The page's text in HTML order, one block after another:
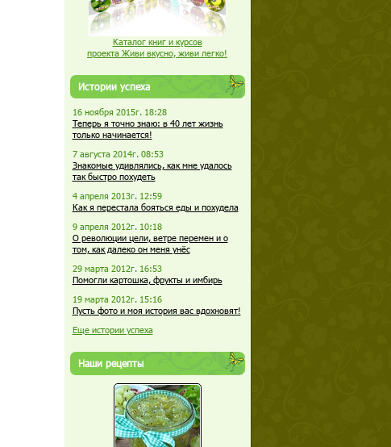
Каталог книг и курсов
проекта Живи вкусно, живи легко!
Истории успеха
16 ноября 2015г. 18:28
Теперь я точно знаю: в 40 лет жизнь
только начинается!
7 августа 2014г. 08:53
Знакомые удивлялись, как мне удалось
так быстро похудеть
4 апреля 2013г. 12:59
Как я перестала бояться еды и похудела
9 апреля 2012г. 10:18
О революции цели, ветре перемен и о
том, как далеко он меня унёс
29 марта 2012г. 16:53
Помогли картошка, фрукты и имбирь
19 марта 2012г. 15:16
Пусть фото и моя история вас вдохновят!
Еще истории успеха
Наши рецепты